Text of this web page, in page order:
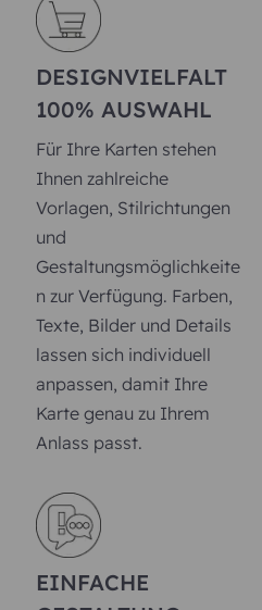
DESIGNVIELFALT
100% AUSWAHL
Für Ihre Karten stehen
Ihnen zahlreiche
Vorlagen, Stilrichtungen
und
Gestaltungsmöglichkeite
n zur Verfügung. Farben,
Texte, Bilder und Details
lassen sich individuell
anpassen, damit Ihre
Karte genau zu Ihrem
Anlass passt.
EINFACHE